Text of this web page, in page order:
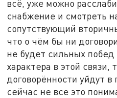
всё, уже можно
снабжение и смотреть
сопутствующий
что о чём бы ни
не будет сильных побед
характера в этой связи,
договорённости уйдут
сейчас не все это